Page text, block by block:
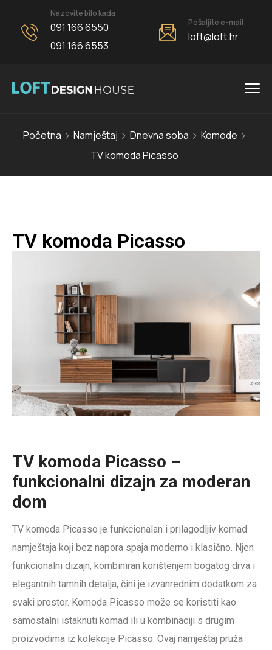
Nazovite bilo kada
091 166 6550
091 166 6553
Pošaljite e-mail
loft@loft.hr
Početna Namještaj Dnevna soba
Komode
TV komoda Picasso
TV komoda Picasso
TV komoda Picasso –
funkcionalni dizajn za moderan
dom
TV komoda Picasso je funkcionalan i prilagodljiv komad
namještaja koji bez napora spaja moderno i klasično. Njen
funkcionalni dizajn, kombiniran korištenjem bogatog drva i
elegantnih tamnih detalja, čini je izvanrednim dodatkom za
svaki prostor. Komoda Picasso može se koristiti kao
samostalni istaknuti komad ili u kombinaciji s drugim
proizvodima iz kolekcije Picasso. Ovaj namještaj pruža